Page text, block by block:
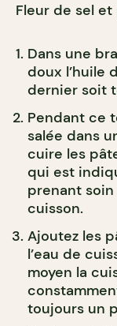
Fleur de sel
Dans une
doux l’huile
dernier soit
Pendant ce
salée dans
cuire les
qui est
prenant soin
cuisson.
Ajoutez les
l’eau de
moyen la
toujours un